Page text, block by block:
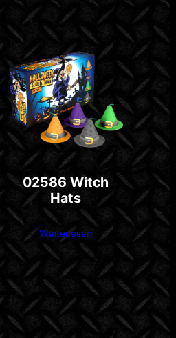
02586 Witch
Hats
Weiterlesen